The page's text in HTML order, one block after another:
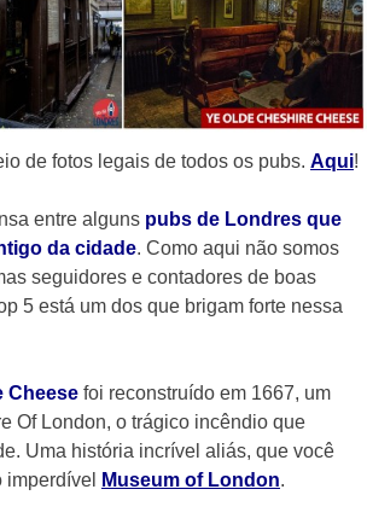
de fotos legais de todos os pubs. Aqui!
entre alguns pubs de Londres que
da cidade. Como aqui não somos
seguidores e contadores de boas
5 está um dos que brigam forte nessa
Cheese foi reconstruído em 1667, um
Of London, o trágico incêndio que
Uma história incrível aliás, que você
imperdível
Museum of London.